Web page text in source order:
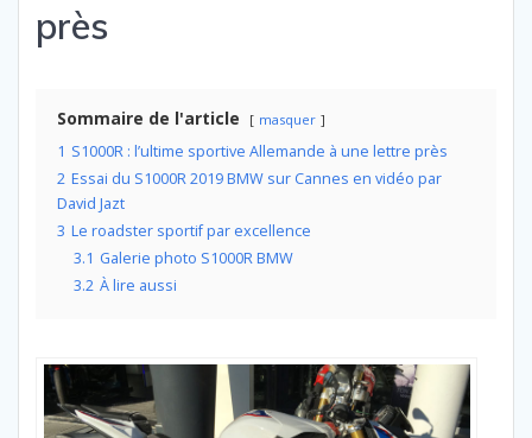
près
Sommaire de l'article masquer
1 S1000R : l’ultime sportive Allemande à une lettre près
2 Essai du S1000R 2019 BMW sur Cannes en vidéo par
David Jazt
3 Le roadster sportif par excellence
3.1 Galerie photo S1000R BMW
3.2 À lire aussi